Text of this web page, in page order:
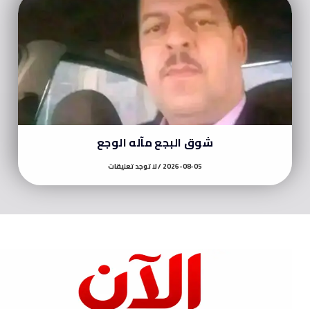
شوق البجع مآله الوجع
2026-08-05 لا توجد تعليقات